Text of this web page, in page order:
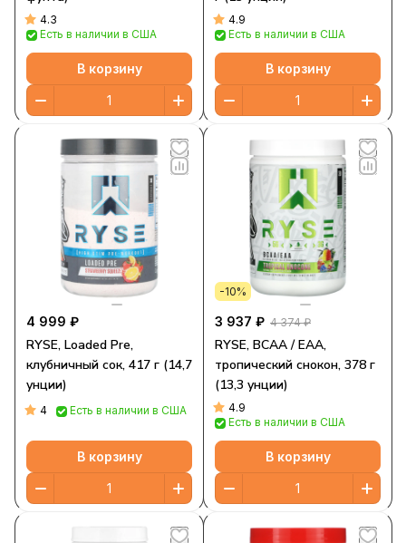
4.3
Есть в наличии в США
В корзину
4.9
Есть в наличии в США
В корзину
4 999 ₽
RYSE, Loaded Pre,
клубничный сок, 417 г (14,7
унции)
4 Есть в наличии в США
В корзину
-10%
3 937 ₽ 4 374 ₽
RYSE, BCAA / EAA,
тропический снокон, 378 г
(13,3 унции)
4.9
Есть в наличии в США
В корзину